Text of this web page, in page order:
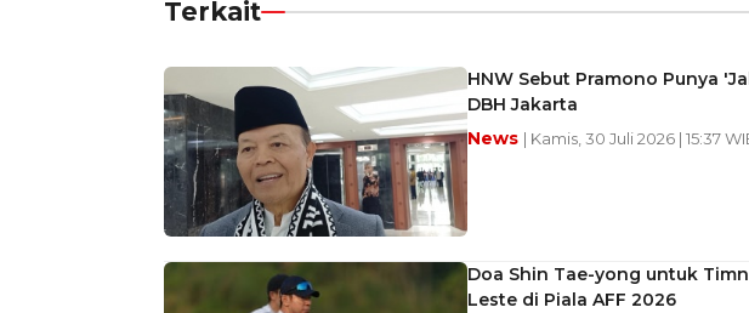
Terkait
HNW Sebut Pramono Punya
DBH Jakarta
News | Kamis, 30 Juli 2026 | 15:37
Doa Shin Tae-yong untuk
Leste di Piala AFF 2026